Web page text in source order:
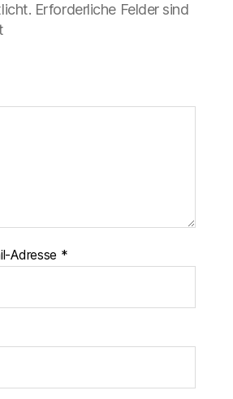
Erforderliche Felder sind
Adresse *